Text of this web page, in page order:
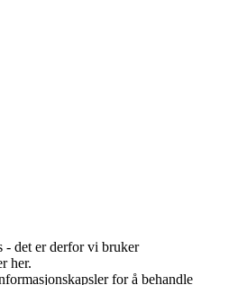
det er derfor vi bruker
her.
for å behandle